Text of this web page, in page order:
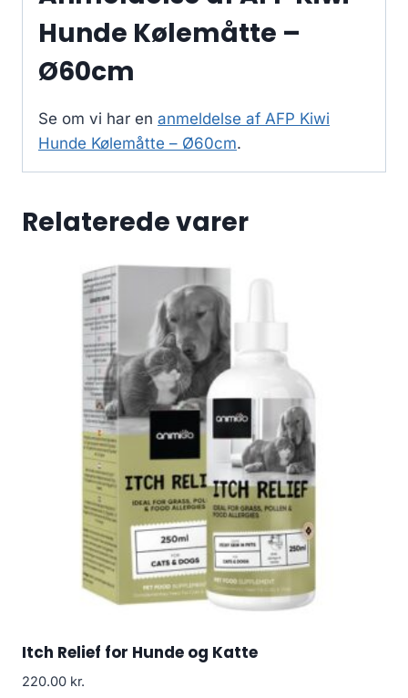
Hunde Kølemåtte –
Ø60cm
Se om vi har en anmeldelse af AFP Kiwi
Hunde Kølemåtte – Ø60cm.
Relaterede varer
Itch Relief for Hunde og Katte
220.00 kr.